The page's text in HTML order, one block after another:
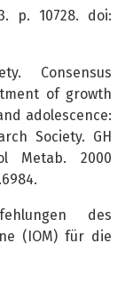
p. 10728. doi:
Consensus
of growth
adolescence:
Society. GH
Metab. 2000
des
(IOM) für die